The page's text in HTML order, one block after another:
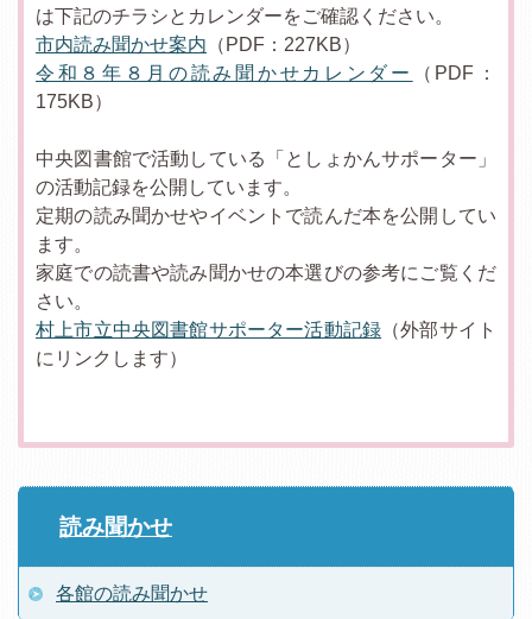
は下記のチラシとカレンダーをご確認ください。
市内読み聞かせ案内 （PDF：227KB）
令和８年８月の読み聞かせカレンダー
（PDF：
175KB）
中央図書館で活動している「としょかんサポーター」
の活動記録を公開しています。
定期の読み聞かせやイベントで読んだ本を公開してい
ます。
家庭での読書や読み聞かせの本選びの参考にご覧くだ
さい。
村上市立中央図書館サポーター活動記録 （外部サイト
にリンクします）
読み聞かせ
各館の読み聞かせ